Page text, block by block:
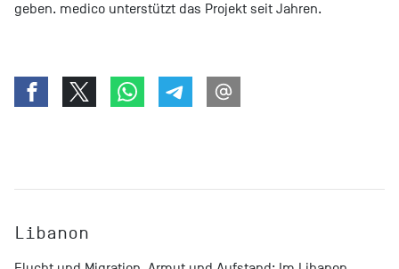
geben. medico unterstützt das Projekt seit Jahren.
Libanon